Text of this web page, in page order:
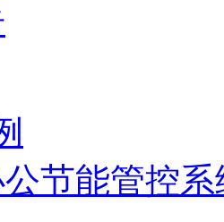
节能管控